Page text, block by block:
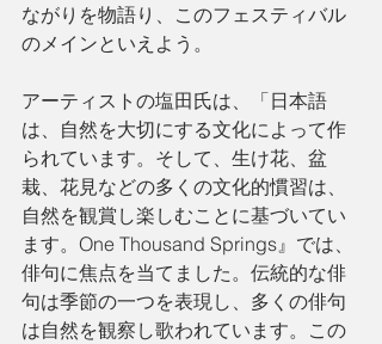
ながりを物語り、このフェスティバル
のメインといえよう。
アーティストの塩田氏は、「日本語
は、自然を大切にする文化によって作
られています。そして、生け花、盆
栽、花見などの多くの文化的慣習は、
自然を観賞し楽しむことに基づいてい
ます。One Thousand Springs』では、
俳句に焦点を当てました。伝統的な俳
句は季節の一つを表現し、多くの俳句
は自然を観察し歌われています。この